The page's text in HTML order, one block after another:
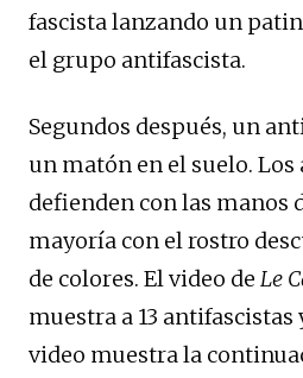
fascista lanzando un
el grupo antifascista.
Segundos después, un
un matón en el suelo. Los
defienden con las manos
mayoría con el rostro
de colores. El video de Le
muestra a 13 antifascistas
video muestra la